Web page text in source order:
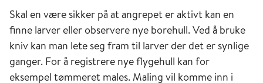
Skal en være sikker på at angrepet er aktivt kan en
finne larver eller observere nye borehull. Ved å bruke
kniv kan man lete seg fram til larver der det er synlige
ganger. For å registrere nye flygehull kan for
eksempel tømmeret males. Maling vil komme inn i